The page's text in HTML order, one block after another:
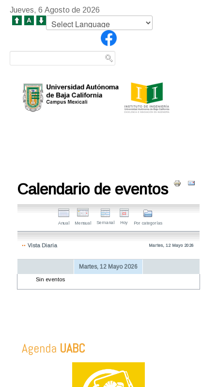
Jueves, 6 Agosto de 2026
Calendario de eventos
Anual Mensual Semanal Hoy Por categorías
Vista Diaria Martes, 12 Mayo 2026
Martes, 12 Mayo 2026
Sin eventos
Agenda UABC